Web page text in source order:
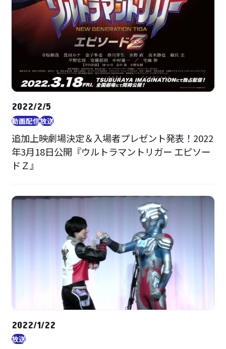
2022/2/5
動画配信放送
追加上映劇場決定＆入場者プレゼント発表！2022
年3月18日公開『ウルトラマントリガー エピソー
ドＺ』
2022/1/22
放送